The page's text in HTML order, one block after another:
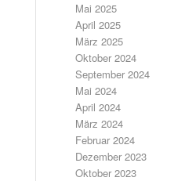
Mai 2025
April 2025
März 2025
Oktober 2024
September 2024
Mai 2024
April 2024
März 2024
Februar 2024
Dezember 2023
Oktober 2023